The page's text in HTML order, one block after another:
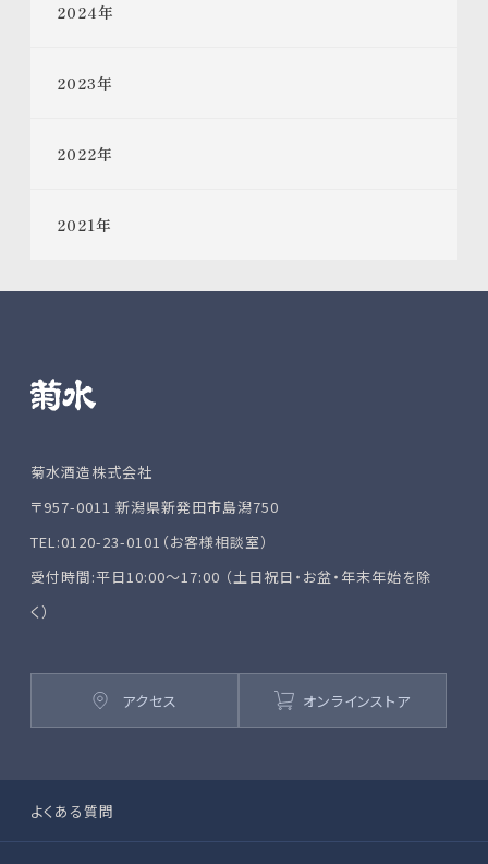
2024年
2023年
2022年
2021年
菊水酒造株式会社
〒957-0011 新潟県新発田市島潟750
TEL:0120-23-0101（お客様相談室）
受付時間:平日10:00～17:00 （土日祝日・お盆・年末年始を除
く）
アクセス オンラインストア
よくある質問